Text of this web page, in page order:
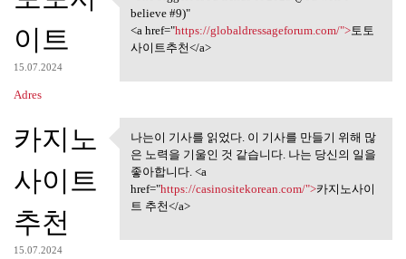
이트
15.07.2024
Adres
"The biggest food trends of
believe #9)"
<a href="https://globaldressageforum.com/">토토
사이트추천</a>
카지노
사이트
추천
15.07.2024
나는이 기사를 읽었다. 이 기사를
만들기 위해 많은
나는이 기사를 읽었다. 이 기사를 만들기 위해 많
은 노력을 기울인 것 같습니다. 나는 당신의 일을
좋아합니다. <a
href="https://casinositekorean.com/">카지노사이
트 추천</a>